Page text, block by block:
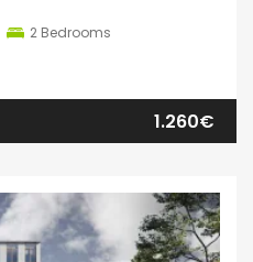
2 Bedrooms
1.260€